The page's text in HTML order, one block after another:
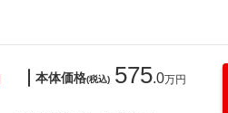
本体価格(税込) 575.0万円